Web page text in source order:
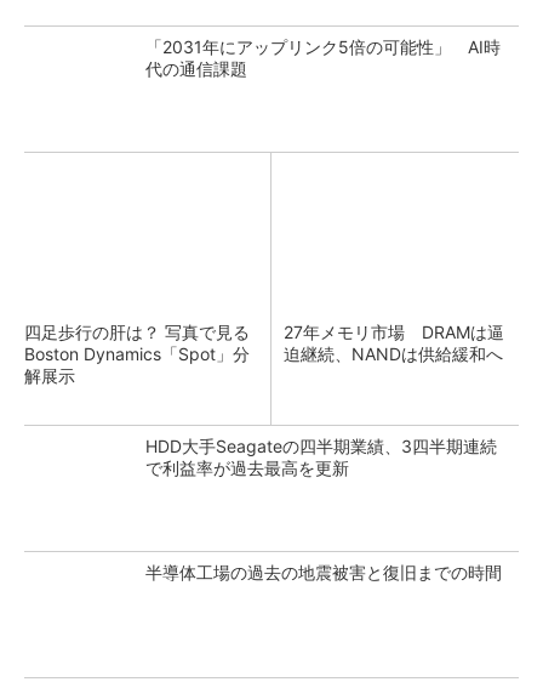
「2031年にアップリンク5倍の可能性」 AI時
代の通信課題
四足歩行の肝は？ 写真で見る
Boston Dynamics「Spot」分
解展示
27年メモリ市場 DRAMは逼
迫継続、NANDは供給緩和へ
HDD大手Seagateの四半期業績、3四半期連続
で利益率が過去最高を更新
半導体工場の過去の地震被害と復旧までの時間